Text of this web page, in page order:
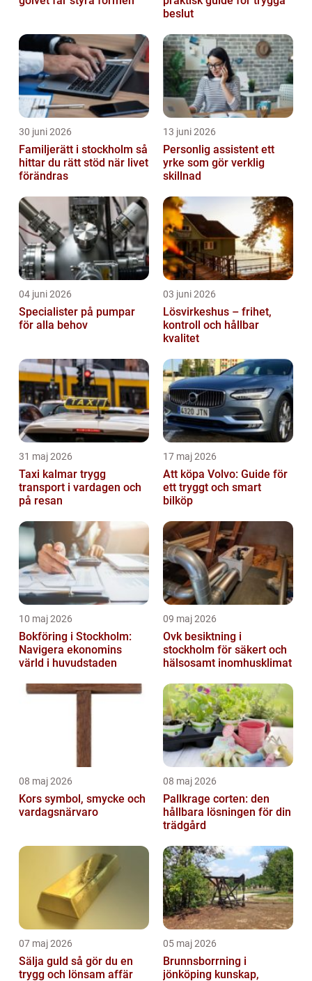
beslut
30 juni 2026
Familjerätt i stockholm så
hittar du rätt stöd när livet
förändras
13 juni 2026
Personlig assistent ett
yrke som gör verklig
skillnad
04 juni 2026
Specialister på pumpar
för alla behov
03 juni 2026
Lösvirkeshus – frihet,
kontroll och hållbar
kvalitet
31 maj 2026
Taxi kalmar trygg
transport i vardagen och
på resan
17 maj 2026
Att köpa Volvo: Guide för
ett tryggt och smart
bilköp
10 maj 2026
Bokföring i Stockholm:
Navigera ekonomins
värld i huvudstaden
09 maj 2026
Ovk besiktning i
stockholm för säkert och
hälsosamt inomhusklimat
08 maj 2026
Kors symbol, smycke och
vardagsnärvaro
08 maj 2026
Pallkrage corten: den
hållbara lösningen för din
trädgård
07 maj 2026
Sälja guld så gör du en
trygg och lönsam affär
05 maj 2026
Brunnsborrning i
jönköping kunskap,